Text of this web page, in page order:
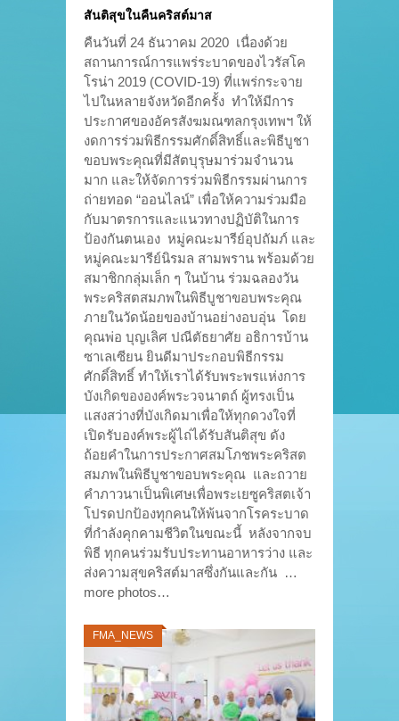
สันติสุขในคืนคริสต์มาส
คืนวันที่ 24 ธันวาคม 2020 เนื่องด้วย
สถานการณ์การแพร่ระบาดของไวรัสโค
โรน่า 2019 (COVID-19) ที่แพร่กระจาย
ไปในหลายจังหวัดอีกครั้ง ทำให้มีการ
ประกาศของอัครสังฆมณฑลกรุงเทพฯ ให้
งดการร่วมพิธีกรรมศักดิ์สิทธิ์และพิธีบูชา
ขอบพระคุณที่มีสัตบุรุษมาร่วมจำนวน
มาก และให้จัดการร่วมพิธีกรรมผ่านการ
ถ่ายทอด “ออนไลน์” เพื่อให้ความร่วมมือ
กับมาตรการและแนวทางปฏิบัติในการ
ป้องกันตนเอง หมู่คณะมารีย์อุปถัมภ์ และ
หมู่คณะมารีย์นิรมล สามพราน พร้อมด้วย
สมาชิกกลุ่มเล็ก ๆ ในบ้าน ร่วมฉลองวัน
พระคริสตสมภพในพิธีบูชาขอบพระคุณ
ภายในวัดน้อยของบ้านอย่างอบอุ่น โดย
คุณพ่อ บุญเลิศ ปณีตัธยาศัย อธิการบ้าน
ซาเลเซียน ยินดีมาประกอบพิธีกรรม
ศักดิ์สิทธิ์ ทำให้เราได้รับพระพรแห่งการ
บังเกิดขององค์พระวจนาตถ์ ผู้ทรงเป็น
แสงสว่างที่บังเกิดมาเพื่อให้ทุกดวงใจที่
เปิดรับองค์พระผู้ไถ่ได้รับสันติสุข ดัง
ถ้อยคำในการประกาศสมโภชพระคริสต
สมภพในพิธีบูชาขอบพระคุณ และถวาย
คำภาวนาเป็นพิเศษเพื่อพระเยซูคริสตเจ้า
โปรดปกป้องทุกคนให้พ้นจากโรคระบาด
ที่กำลังคุกคามชีวิตในขณะนี้ หลังจากจบ
พิธี ทุกคนร่วมรับประทานอาหารว่าง และ
ส่งความสุขคริสต์มาสซึ่งกันและกัน …
more photos…
FMA_NEWS